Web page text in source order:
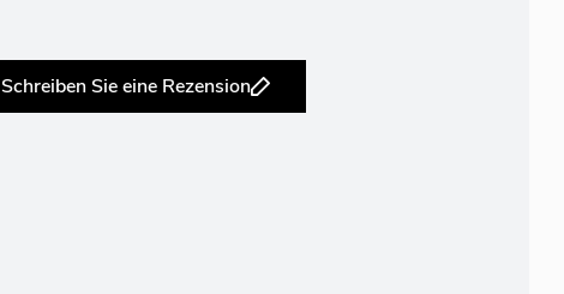
Schreiben Sie eine Rezension